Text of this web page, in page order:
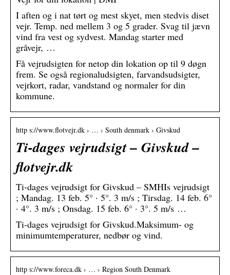
I aften og i nat tørt og mest skyet, men stedvis diset
vejr. Temp. ned mellem 3 og 5 grader. Svag til jævn
vind fra vest og sydvest. Mandag starter med
gråvejr, …
Få vejrudsigten for netop din lokation op til 9 døgn
frem. Se også regionaludsigten, farvandsudsigter,
vejrkort, radar, vandstand og normaler for din
kommune.
http s://www.flotvejr.dk › … › South denmark › Givskud
Ti-dages vejrudsigt – Givskud –
flotvejr.dk
Ti-dages vejrudsigt for Givskud – SMHIs vejrudsigt
; Mandag. 13 feb. 5° · 5°. 3 m/s ; Tirsdag. 14 feb. 6°
· 4°. 3 m/s ; Onsdag. 15 feb. 6° · 3°. 5 m/s …
Ti-dages vejrudsigt for Givskud.Maksimum- og
minimumtemperaturer, nedbør og vind.
http s://www.foreca.dk › … › Region South Denmark